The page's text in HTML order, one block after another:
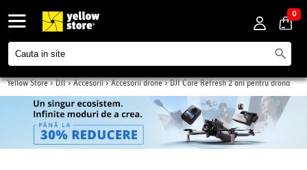
0
Yellow Store>DJI>Accesorii>Accesorii drone>DJI Care Refresh 2 ani pentru drona
Avata 360